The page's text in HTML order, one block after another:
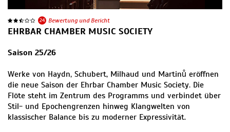
24 Bewertung und Bericht
EHRBAR CHAMBER MUSIC SOCIETY
Saison 25/26
Werke von Haydn, Schubert, Milhaud und Martinů eröffnen
die neue Saison der Ehrbar Chamber Music Society. Die
Flöte steht im Zentrum des Programms und verbindet über
Stil- und Epochengrenzen hinweg Klangwelten von
klassischer Balance bis zu moderner Expressivität.